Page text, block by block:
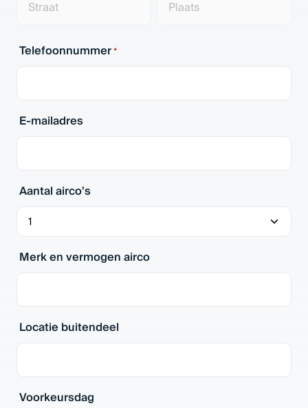
Telefoonnummer*
E-mailadres
Aantal airco's
Merk en vermogen airco
Locatie buitendeel
Voorkeursdag